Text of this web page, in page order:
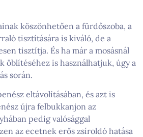
köszönhetően a fürdőszoba, a
tisztítására is kiváló, de a
tisztítja. És ha már a mosásnál
öblítéséhez is használhatjuk, úgy a
során.
eltávolításában, és azt is
újra felbukkanjon az
pedig valósággal
az ecetnek erős zsíroldó hatása